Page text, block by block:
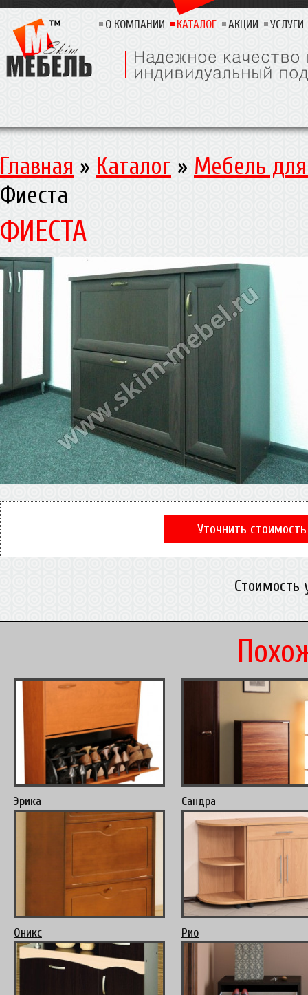
О КОМПАНИИ КАТАЛОГ АКЦИИ УСЛУГИ
Главная » Каталог » Мебель
Фиеста
ФИЕСТА
Уточнить стоимость
Стоимость
Эрика Сандра
Оникс Рио